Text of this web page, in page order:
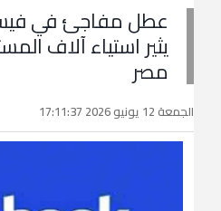
عطل مفاجئ في
يثير استياء آلاف
مصر
الجمعة 12 يونيو 2026 17:11:37